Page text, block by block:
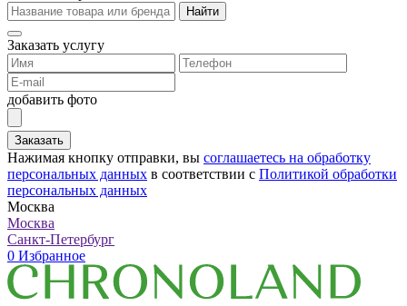
Найти
Заказать услугу
добавить фото
Заказать
Нажимая кнопку отправки, вы соглашаетесь на обработку
персональных данных в соответствии с Политикой обработки
персональных данных
Москва
Москва
Санкт-Петербург
0 Избранное